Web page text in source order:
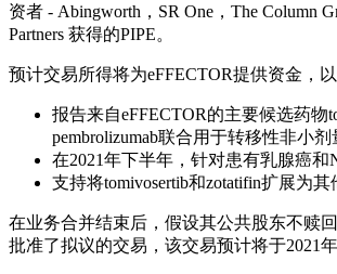
资者 - Abingworth，SR One，The Column
Partners 获得的PIPE。
预计交易所得将为eFFECTOR提供资金，
报告来自eFFECTOR的主要候选药
pembrolizumab联合用于转移性非小
在2021年下半年，针对患有乳腺癌
支持将tomivosertib和zotatifin扩展为其
在业务合并结束后，假设其公共股东不赎
批准了拟议的交易，该交易预计将于2021